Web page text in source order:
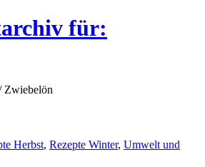
für:
Zwiebelön
Herbst, Rezepte Winter, Umwelt und